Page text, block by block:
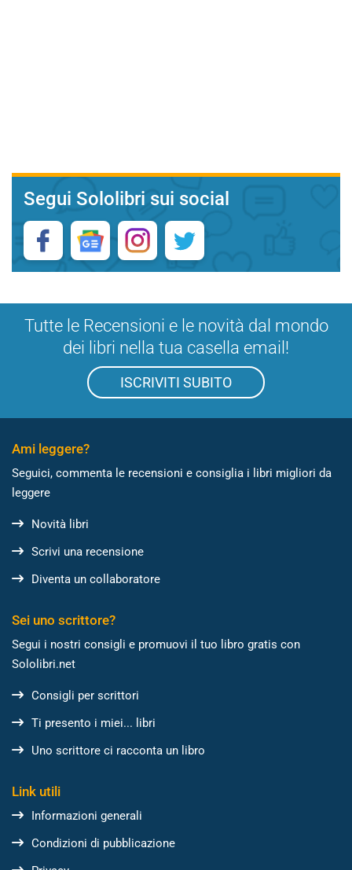
Segui Sololibri sui social
Tutte le Recensioni e le novità dal mondo
dei libri nella tua casella email!
ISCRIVITI SUBITO
Ami leggere?
Seguici, commenta le recensioni e consiglia i libri migliori da
leggere
Novità libri
Scrivi una recensione
Diventa un collaboratore
Sei uno scrittore?
Segui i nostri consigli e promuovi il tuo libro gratis con
Sololibri.net
Consigli per scrittori
Ti presento i miei... libri
Uno scrittore ci racconta un libro
Link utili
Informazioni generali
Condizioni di pubblicazione